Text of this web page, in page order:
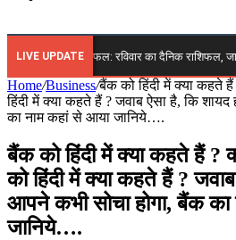
for
LIVE UPDATE
2026 राशिफल: रविवार का दैनिक राशिफल, जानें मेष से
Home/Business/बैंक को हिंदी में क्या कहते
हिंदी में क्या कहते हैं ? जवाब ऐसा है, कि
का नाम कहां से आया जानिये….
बैंक को हिंदी में क्या कहते हैं ?
को हिंदी में क्या कहते हैं ?
आपने कभी सोचा होगा, बैंक
जानिये….